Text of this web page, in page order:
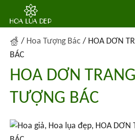
/ Hoa Tượng Bác / HOA DƠN
BÁC
HOA DƠN
TƯỢNG BÁC